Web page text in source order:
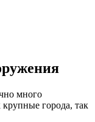
много
города, так